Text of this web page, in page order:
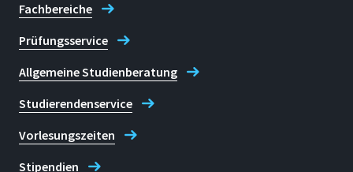
Fachbereiche
Prüfungsservice
Allgemeine Studienberatung
Studierendenservice
Vorlesungszeiten
Stipendien